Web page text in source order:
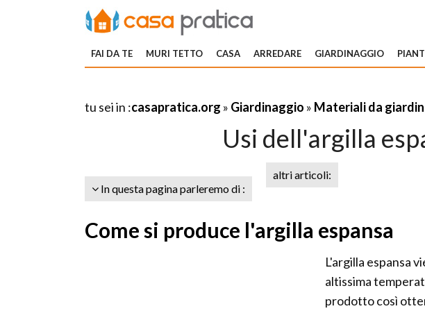
FAI DA TE MURI TETTO CASA ARREDARE GIARDINAGGIO
tu sei in :casapratica.org » Giardinaggio » Materiali da
Usi dell'argilla
In questa pagina parleremo di :
altri articoli:
Come si produce l'argilla espansa
L'argilla espansa
altissima
prodotto così